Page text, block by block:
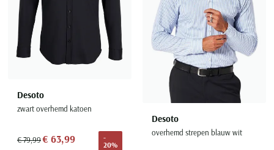
Desoto
zwart overhemd katoen
€ 79,99€ 63,99
-
20%
Desoto
overhemd strepen blauw wit